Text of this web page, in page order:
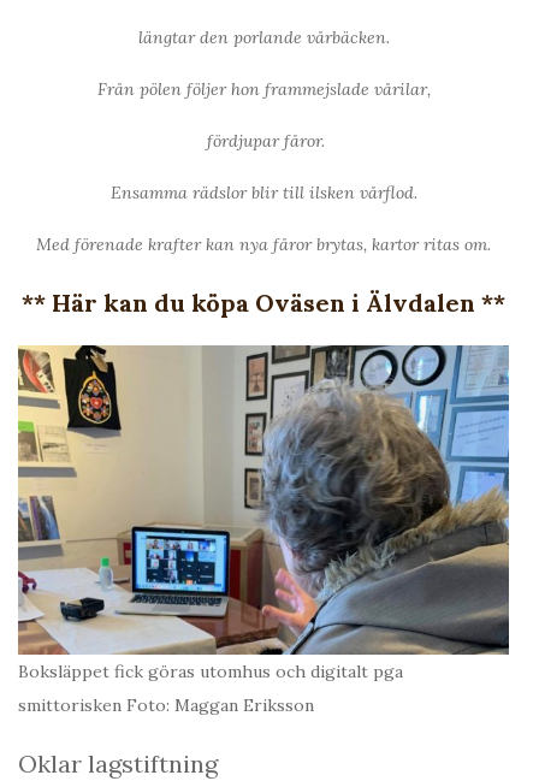
längtar den porlande vårbäcken.
Från pölen följer hon frammejslade vårilar,
fördjupar fåror.
Ensamma rädslor blir till ilsken vårflod.
Med förenade krafter kan nya fåror brytas, kartor ritas om.
** Här kan du köpa Oväsen i Älvdalen **
Boksläppet fick göras utomhus och digitalt pga
smittorisken Foto: Maggan Eriksson
Oklar lagstiftning